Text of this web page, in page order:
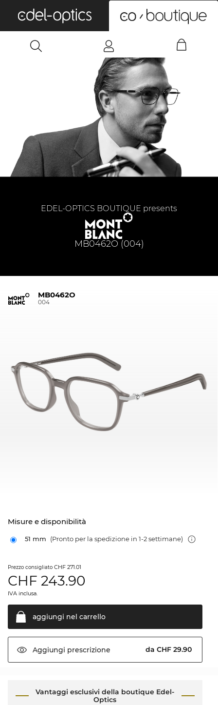
MB0462O (004)
EDEL-OPTICS BOUTIQUE presents
MB0462O
004
Misure e disponibilità
51 mm (Pronto per la spedizione in 1-2 settimane)
Prezzo consigliato CHF 271.01
CHF 243.90
IVA inclusa.
aggiungi nel carrello
Aggiungi prescrizione da CHF 29.90
Vantaggi esclusivi della boutique Edel-
Optics